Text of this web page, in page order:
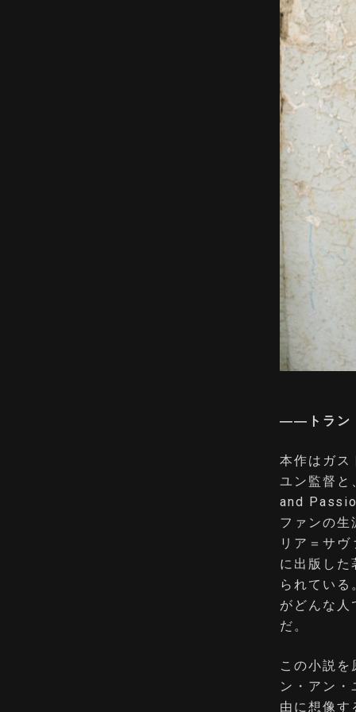
――トラン
本作はガス
ユン監督
and
ファンの生
リア＝サ
に出版した
られてい
がどんな人
だ。
この小説
ン・アン
由に想像す